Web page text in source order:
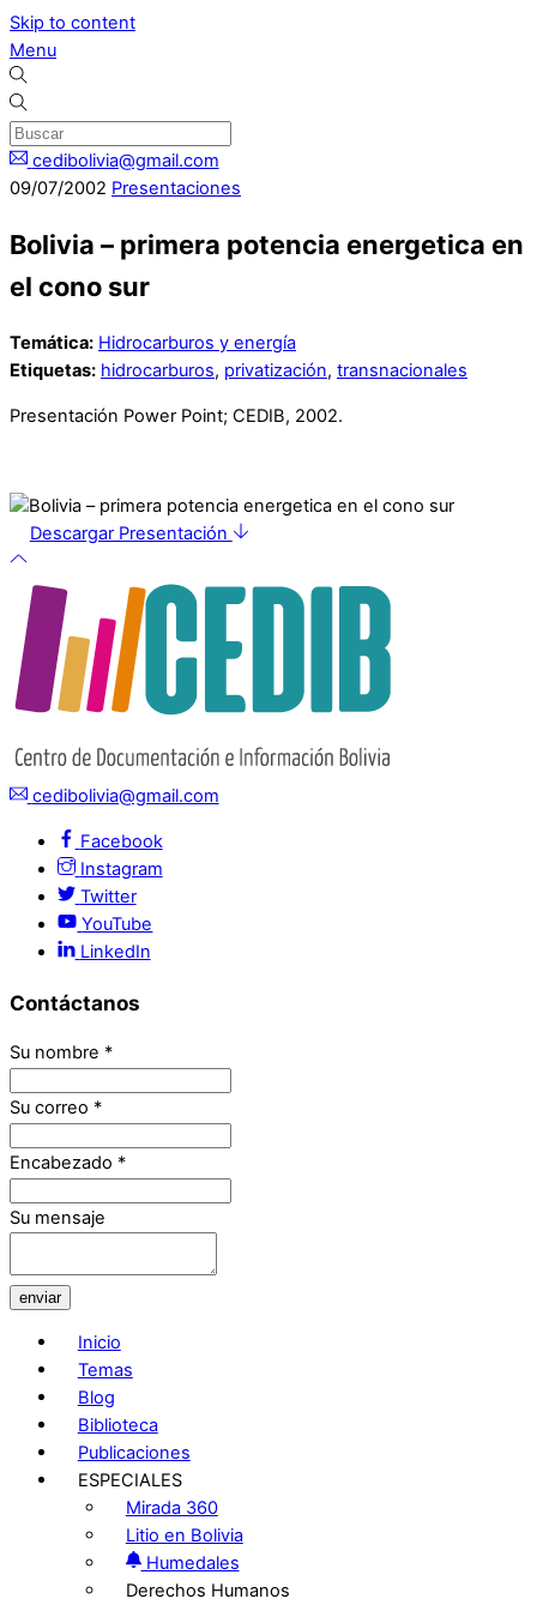
Skip to content
Menu
cedibolivia@gmail.com
09/07/2002 Presentaciones
Bolivia – primera potencia energetica en
el cono sur
Temática: Hidrocarburos y energía
Etiquetas: hidrocarburos, privatización, transnacionales
Presentación Power Point; CEDIB, 2002.
Descargar Presentación
cedibolivia@gmail.com
Facebook
Instagram
Twitter
YouTube
LinkedIn
Contáctanos
Su nombre *
Su correo *
Encabezado *
Su mensaje
enviar
Inicio
Temas
Blog
Biblioteca
Publicaciones
ESPECIALES
Mirada 360
Litio en Bolivia
Humedales
Derechos Humanos